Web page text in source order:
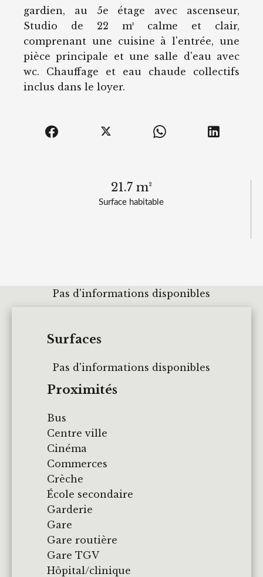
Surface habitable
21.7 m²
gardien, au 5e étage avec ascenseur,
Studio de 22 m² calme et clair,
comprenant une cuisine à l'entrée, une
pièce principale et une salle d'eau avec
wc. Chauffage et eau chaude collectifs
inclus dans le loyer.
Pas d'informations disponibles
Surfaces
Pas d'informations disponibles
Proximités
Bus
Centre ville
Cinéma
Commerces
Crèche
École secondaire
Garderie
Gare
Gare routière
Gare TGV
Hôpital/clinique